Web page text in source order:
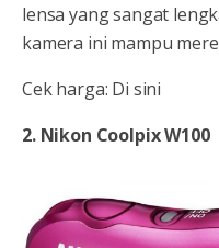
lensa yang sangat
kamera ini mampu
Cek harga: Di sini
2. Nikon Coolpix W100